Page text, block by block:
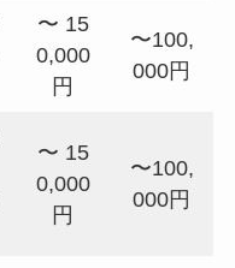
〜 15
0,000
円
〜100,
000円
〜 15
0,000
円
〜100,
000円